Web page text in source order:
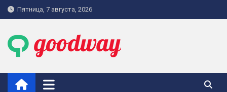
Skip
to
Пятница, 7 августа, 2026
goodway.com.ua